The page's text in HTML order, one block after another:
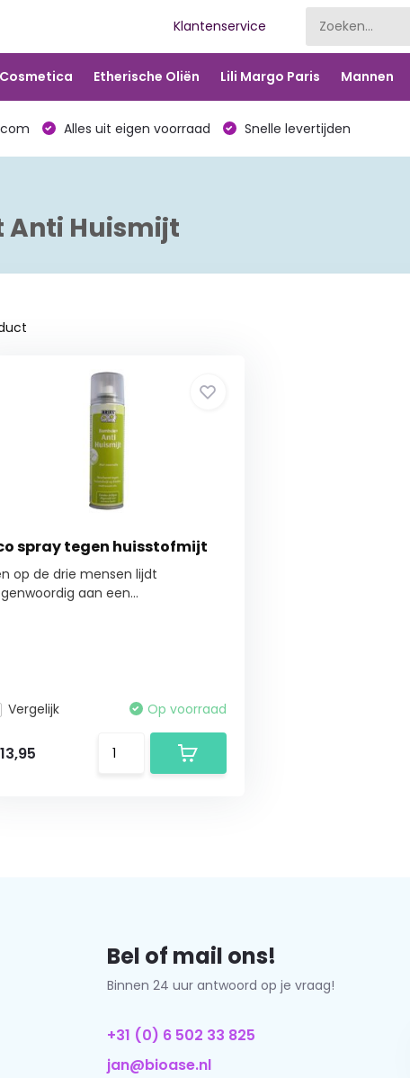
Klantenservice
Cosmetica Etherische Oliën Lili Margo Paris Mannen
Alles uit eigen voorraad Snelle levertijden
Huismijt
spray tegen huisstofmijt
op de drie mensen lijdt
aan een...
Vergelijk Op voorraad
Bel of mail ons!
Binnen 24 uur antwoord op je vraag!
+31 (0) 6 502 33 825
jan@bioase.nl